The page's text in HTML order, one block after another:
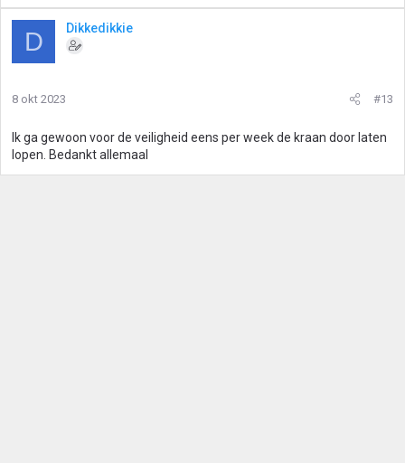
D Dikkedikkie
8 okt 2023 #13
Ik ga gewoon voor de veiligheid eens per week de kraan door laten
lopen. Bedankt allemaal